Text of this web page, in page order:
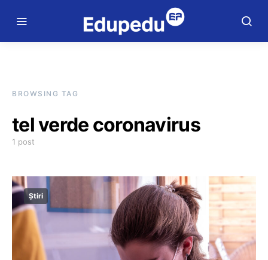
BROWSING TAG
tel verde coronavirus
1 post
Știri